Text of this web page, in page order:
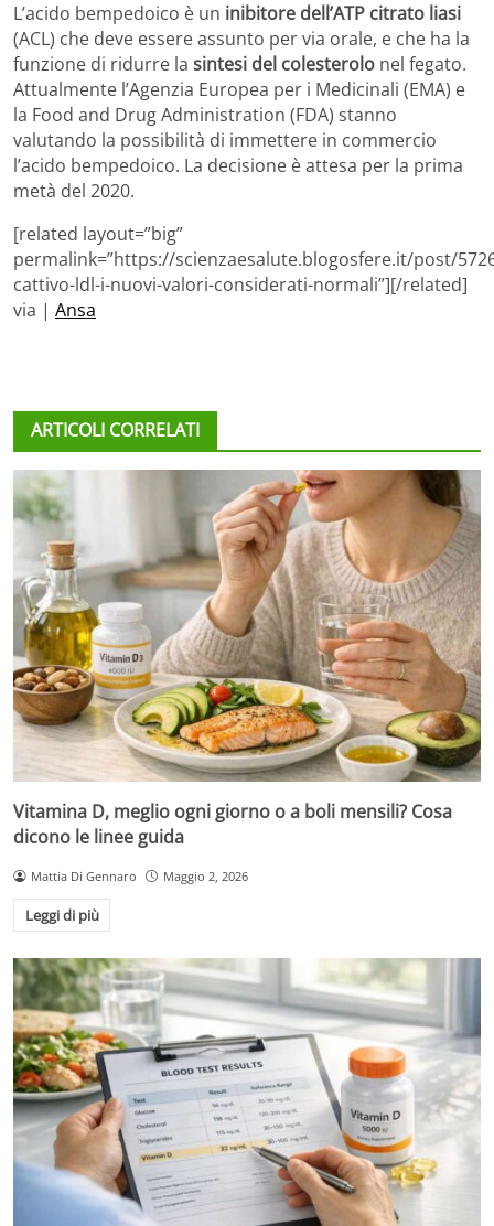
L’acido bempedoico è un inibitore dell’ATP citrato liasi
(ACL) che deve essere assunto per via orale, e che ha la
funzione di ridurre la sintesi del colesterolo nel fegato.
Attualmente l’Agenzia Europea per i Medicinali (EMA) e
la Food and Drug Administration (FDA) stanno
valutando la possibilità di immettere in commercio
l’acido bempedoico. La decisione è attesa per la prima
metà del 2020.
[related layout=”big”
permalink=”https://scienzaesalute.blogosfere.it/post/
cattivo-ldl-i-nuovi-valori-considerati-normali”][/related]
via | Ansa
ARTICOLI CORRELATI
Vitamina D, meglio ogni giorno o a boli mensili? Cosa
dicono le linee guida
Mattia Di Gennaro Maggio 2, 2026
Leggi di più